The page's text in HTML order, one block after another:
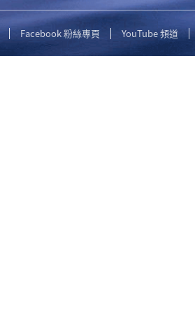
Facebook 粉絲專頁 YouTube 頻道